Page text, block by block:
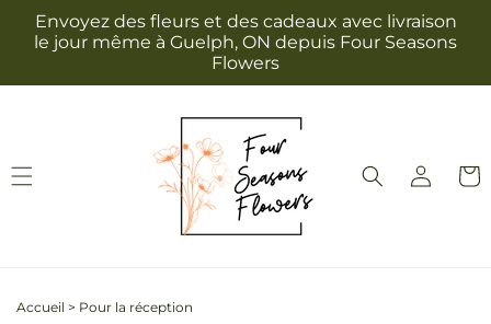
passer
au
Envoyez des fleurs et des cadeaux avec livraison
le jour même à Guelph, ON depuis Four Seasons
Flowers
Connexion
Accueil > Pour la réception